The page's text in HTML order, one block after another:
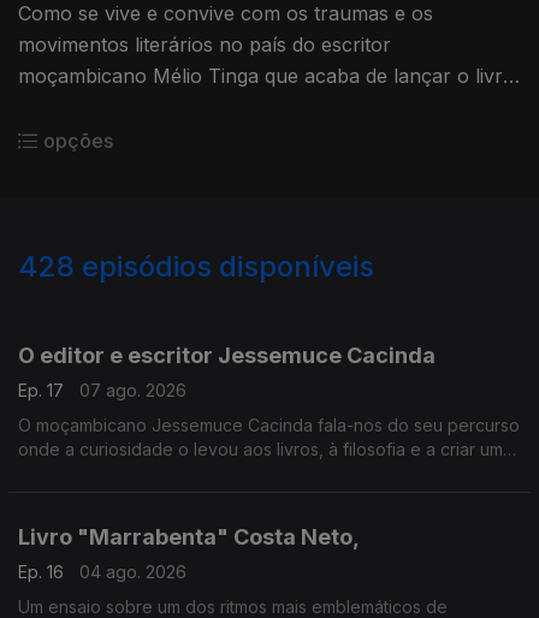
Como se vive e convive com os traumas e os
movimentos literários no país do escritor
moçambicano Mélio Tinga que acaba de lançar o livro
opções
428 episódios disponíveis
O editor e escritor Jessemuce Cacinda
Ep. 17
07 ago. 2026
O moçambicano Jessemuce Cacinda fala-nos do seu percurso
onde a curiosidade o levou aos livros, à filosofia e a criar uma
Livro "Marrabenta" Costa Neto,
Ep. 16
04 ago. 2026
Um ensaio sobre um dos ritmos mais emblemáticos de